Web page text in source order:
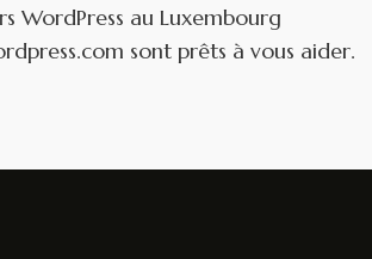
WordPress au Luxembourg
sont prêts à vous aider.